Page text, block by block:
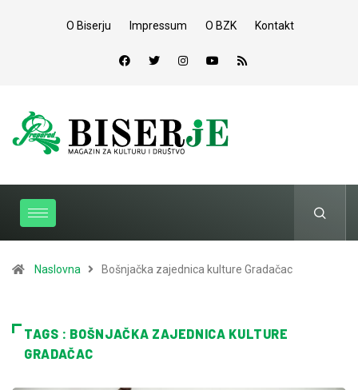
O Biserju Impressum O BZK Kontakt
Naslovna Bošnjačka zajednica kulture Gradačac
TAGS : BOŠNJAČKA ZAJEDNICA KULTURE
GRADAČAC